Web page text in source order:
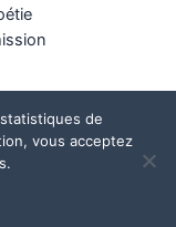
communication
de
vous acceptez